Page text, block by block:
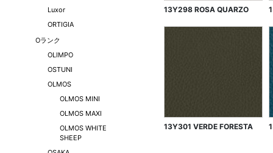
13Y298 ROSA QUARZO
13Y301 VERDE FORESTA
Luxor
ORTIGIA
Oランク
OLIMPO
OSTUNI
OLMOS
OLMOS MINI
OLMOS MAXI
OLMOS WHITE
SHEEP